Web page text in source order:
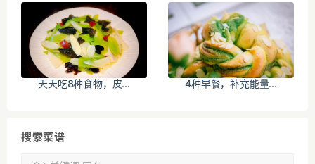
天天吃8种食物，皮... 4种早餐，补充能量...
搜索菜谱